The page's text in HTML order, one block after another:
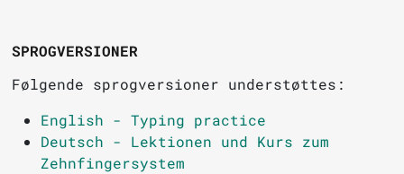
SPROGVERSIONER
Følgende sprogversioner understøttes:
English - Typing practice
Deutsch - Lektionen und Kurs zum
Zehnfingersystem